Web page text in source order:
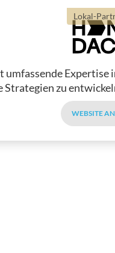
Lokal-
Strategien zu
WEBSITE